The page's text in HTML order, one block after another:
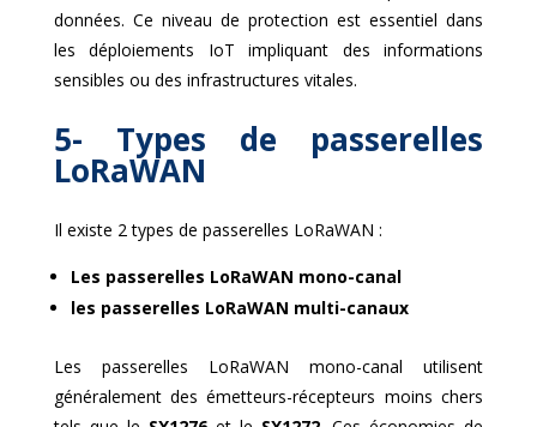
données. Ce niveau de protection est essentiel dans
les déploiements IoT impliquant des informations
sensibles ou des infrastructures vitales.
5- Types de passerelles
LoRaWAN
Il existe 2 types de passerelles LoRaWAN :
Les passerelles LoRaWAN mono-canal
les passerelles LoRaWAN multi-canaux
Les passerelles LoRaWAN mono-canal utilisent
généralement des émetteurs-récepteurs moins chers